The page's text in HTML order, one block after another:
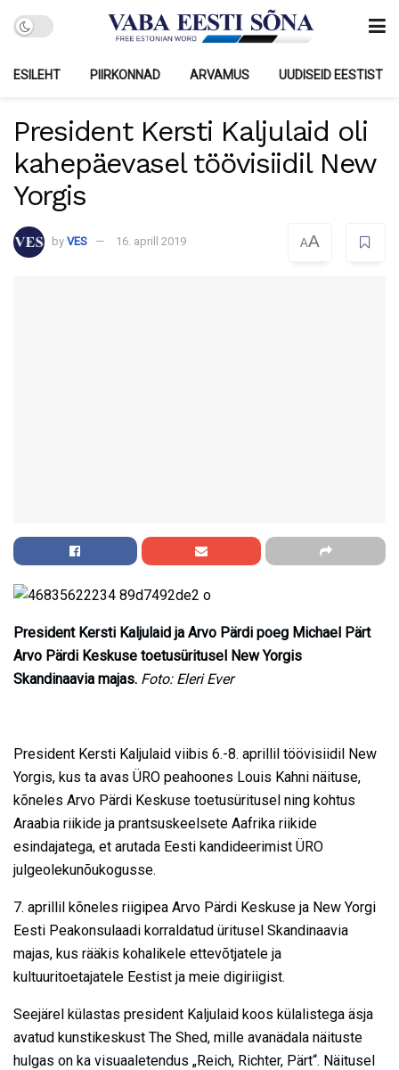
ESILEHT PIIRKONNAD ARVAMUS UUDISEID EESTIST
President Kersti Kaljulaid oli
kahepäevasel töövisiidil New
Yorgis
by VES 16. aprill 2019 AA
President Kersti Kaljulaid ja Arvo Pärdi poeg Michael Pärt
Arvo Pärdi Keskuse toetusüritusel New Yorgis
Skandinaavia majas. Foto: Eleri Ever
President Kersti Kaljulaid viibis 6.-8. aprillil töövisiidil New
Yorgis, kus ta avas ÜRO peahoones Louis Kahni näituse,
kõneles Arvo Pärdi Keskuse toetusüritusel ning kohtus
Araabia riikide ja prantsuskeelsete Aafrika riikide
esindajatega, et arutada Eesti kandideerimist ÜRO
julgeolekunõukogusse.
7. aprillil kõneles riigipea Arvo Pärdi Keskuse ja New Yorgi
Eesti Peakonsulaadi korraldatud üritusel Skandinaavia
majas, kus rääkis kohalikele ettevõtjatele ja
kultuuritoetajatele Eestist ja meie digiriigist.
Seejärel külastas president Kaljulaid koos külalistega äsja
avatud kunstikeskust The Shed, mille avanädala näituste
hulgas on ka visuaaletendus „Reich, Richter, Pärt“. Näitusel